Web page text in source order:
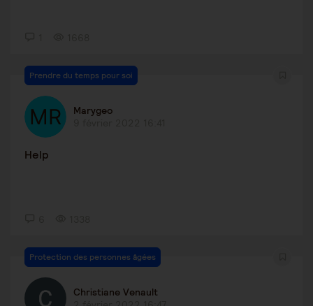
Prendre du temps pour soi
Marygeo
Help
Protection des personnes âgées
Christiane Venault